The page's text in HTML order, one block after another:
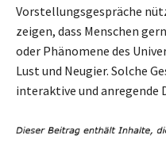
Vorstellungsgespräche
zeigen, dass Menschen
oder Phänomene des
Lust und Neugier. Solche
interaktive und anregende